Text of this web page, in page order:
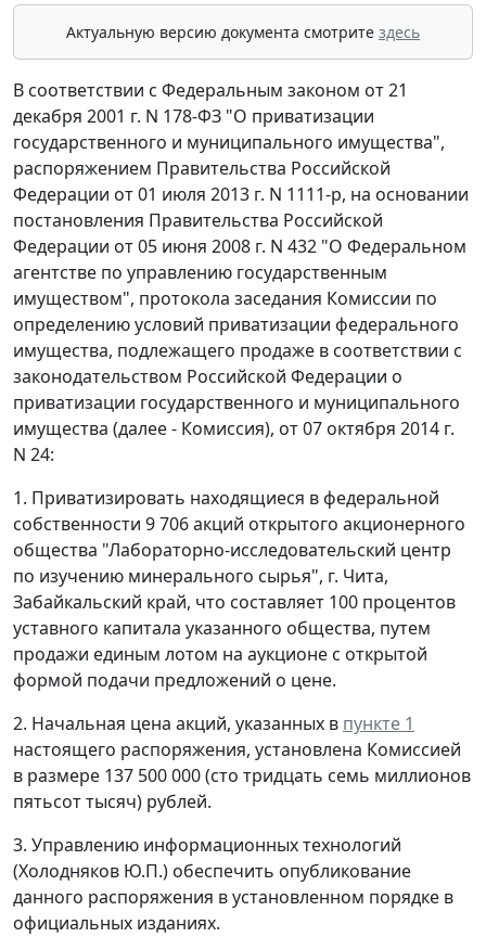
Актуальную версию документа смотрите здесь
В соответствии с Федеральным законом от 21
декабря 2001 г. N 178-ФЗ "О приватизации
государственного и муниципального имущества",
распоряжением Правительства Российской
Федерации от 01 июля 2013 г. N 1111-р, на основании
постановления Правительства Российской
Федерации от 05 июня 2008 г. N 432 "О Федеральном
агентстве по управлению государственным
имуществом", протокола заседания Комиссии по
определению условий приватизации федерального
имущества, подлежащего продаже в соответствии с
законодательством Российской Федерации о
приватизации государственного и муниципального
имущества (далее - Комиссия), от 07 октября 2014 г.
N 24:
1. Приватизировать находящиеся в федеральной
собственности 9 706 акций открытого акционерного
общества "Лабораторно-исследовательский центр
по изучению минерального сырья", г. Чита,
Забайкальский край, что составляет 100 процентов
уставного капитала указанного общества, путем
продажи единым лотом на аукционе с открытой
формой подачи предложений о цене.
2. Начальная цена акций, указанных в пункте 1
настоящего распоряжения, установлена Комиссией
в размере 137 500 000 (сто тридцать семь миллионов
пятьсот тысяч) рублей.
3. Управлению информационных технологий
(Холодняков Ю.П.) обеспечить опубликование
данного распоряжения в установленном порядке в
официальных изданиях.